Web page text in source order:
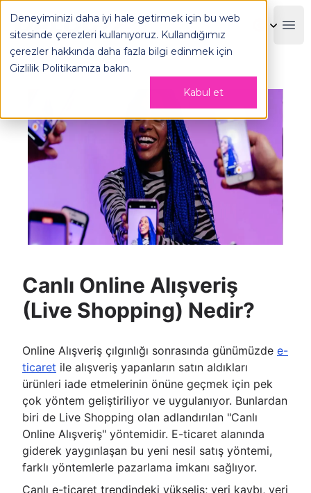
Deneyiminizi daha iyi hale getirmek için bu web
sitesinde çerezleri kullanıyoruz. Kullandığımız
çerezler hakkında daha fazla bilgi edinmek için
Gizlilik Politikamıza bakın.
Kabul et
OPLOG
Canlı Online Alışveriş
(Live Shopping) Nedir?
Online Alışveriş çılgınlığı sonrasında günümüzde e-
ticaret ile alışveriş yapanların satın aldıkları
ürünleri iade etmelerinin önüne geçmek için pek
çok yöntem geliştiriliyor ve uygulanıyor. Bunlardan
biri de Live Shopping olan adlandırılan "Canlı
Online Alışveriş" yöntemidir. E-ticaret alanında
giderek yaygınlaşan bu yeni nesil satış yöntemi,
farklı yöntemlerle pazarlama imkanı sağlıyor.
Canlı e-ticaret trendindeki yükseliş; veri kaybı, veri